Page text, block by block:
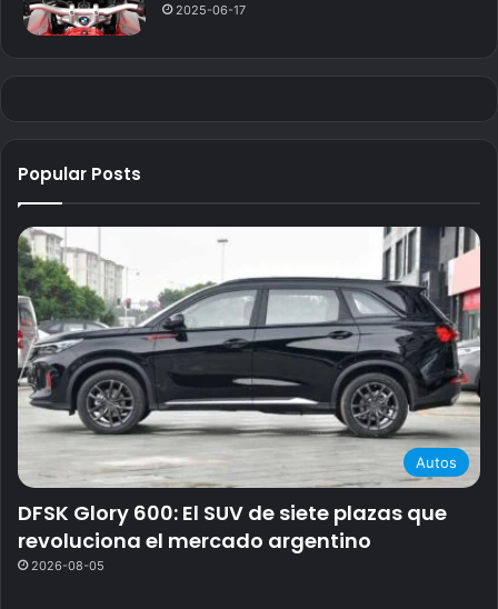
2025-06-17
Popular Posts
Autos
DFSK Glory 600: El SUV de siete plazas que
revoluciona el mercado argentino
2026-08-05